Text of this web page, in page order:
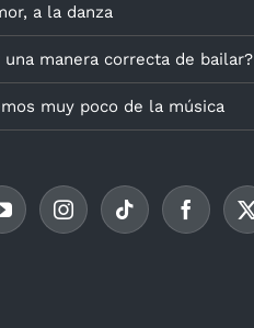
a la danza
una manera correcta de bailar?
muy poco de la música